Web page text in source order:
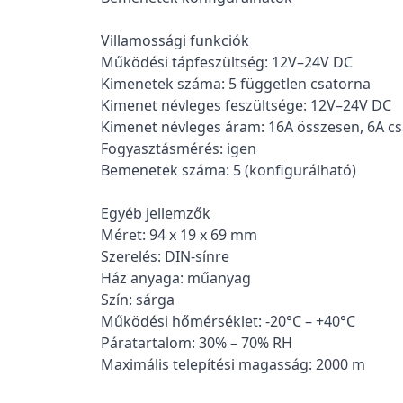
Villamossági funkciók
Működési tápfeszültség: 12V–24V DC
Kimenetek száma: 5 független csatorna
Kimenet névleges feszültsége: 12V–24V DC
Kimenet névleges áram: 16A összesen, 6A
Fogyasztásmérés: igen
Bemenetek száma: 5 (konfigurálható)
Egyéb jellemzők
Méret: 94 x 19 x 69 mm
Szerelés: DIN-sínre
Ház anyaga: műanyag
Szín: sárga
Működési hőmérséklet: -20°C – +40°C
Páratartalom: 30% – 70% RH
Maximális telepítési magasság: 2000 m